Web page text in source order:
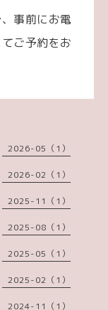
事前にお電
ご予約をお
2026-05（1）
2026-02（1）
2025-11（1）
2025-08（1）
2025-05（1）
2025-02（1）
2024-11（1）